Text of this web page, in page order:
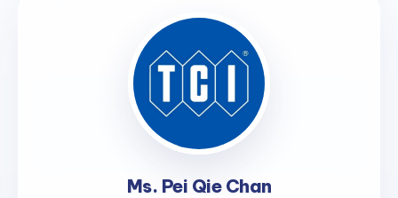
Ms. Pei Qie Chan